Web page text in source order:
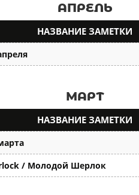
АПРЕЛЬ
НАЗВАНИЕ ЗАМЕТКИ
МАРТ
НАЗВАНИЕ ЗАМЕТКИ
/ Молодой Шерлок